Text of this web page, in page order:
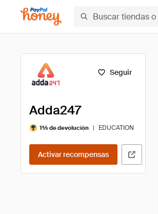
Seguir
Adda247
1% de devolución | EDUCATION
Activar recompensas